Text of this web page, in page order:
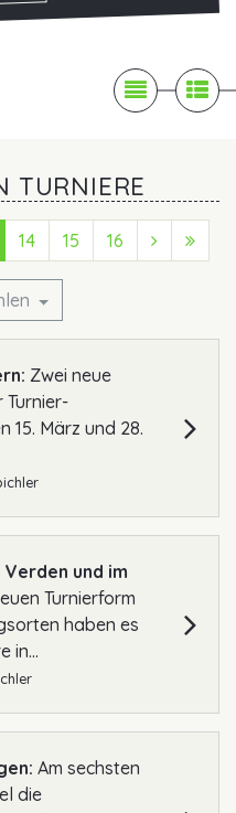
 News
TURNIERE
14 15 16 Next
Zwei neue
Turnier-
15. März und 28.
und im
Turnierform
haben es
in...
Am sechsten
die